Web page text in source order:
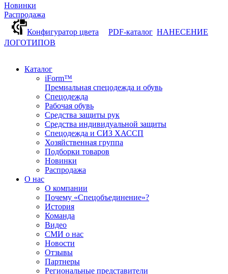
Новинки
Распродажа
Конфигуратор цвета
PDF-каталог НАНЕСЕНИЕ
ЛОГОТИПОВ
Каталог
iForm™
Премиальная спецодежда и обувь
Спецодежда
Рабочая обувь
Средства защиты рук
Средства индивидуальной защиты
Спецодежда и СИЗ ХАССП
Хозяйственная группа
Подборки товаров
Новинки
Распродажа
О нас
О компании
Почему «Спецобъединение»?
История
Команда
Видео
СМИ о нас
Новости
Отзывы
Партнеры
Региональные представители